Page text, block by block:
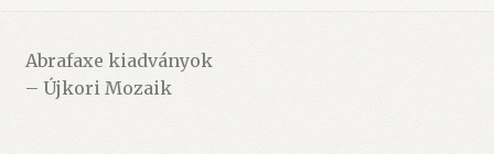
Abrafaxe kiadványok
– Újkori Mozaik